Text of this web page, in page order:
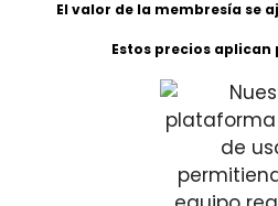
El valor de la membresía se
Estos precios aplican